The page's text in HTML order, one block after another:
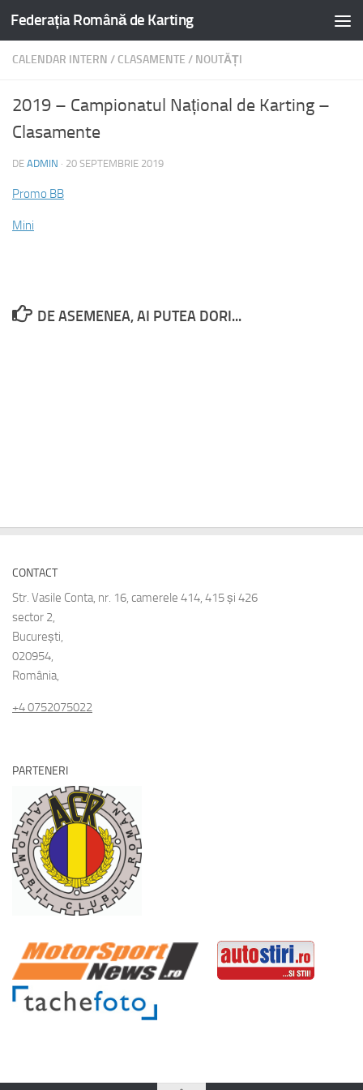
Federația Română de Karting
CALENDAR INTERN / CLASAMENTE / NOUTĂȚI
2019 – Campionatul Național de Karting –
Clasamente
DE ADMIN · 20 SEPTEMBRIE 2019
Promo BB
Mini
DE ASEMENEA, AI PUTEA DORI...
CONTACT
Str. Vasile Conta, nr. 16, camerele 414, 415 și 426
sector 2,
București,
020954,
România,
+4 0752075022
PARTENERI